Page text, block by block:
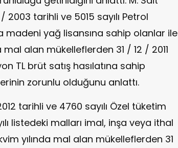
tarihli ve 5015 sayılı Petrol
madeni yağ lisansına sahip olanlar ile
mal alan mükelleflerden 31 / 12 / 2011
TL brüt satış hasılatına sahip
zorunlu olduğunu anlattı.
tarihli ve 4760 sayılı Özel tüketim
listedeki malları imal, inşa veya ithal
yılında mal alan mükelleflerden 31